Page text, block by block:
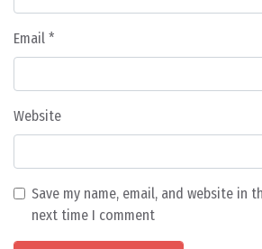
Email *
Website
Save my name, email, and website in
next time I comment